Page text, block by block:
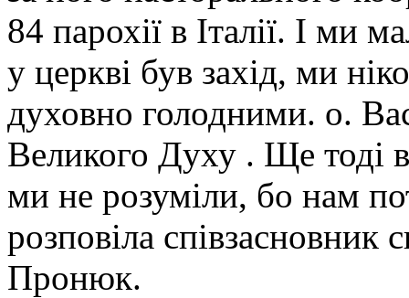
84 парохії в Італії. І ми
у церкві був захід, ми
духовно голодними. о.
Великого Духу . Ще тоді
ми не розуміли, бо нам
розповіла співзасновник
Пронюк.